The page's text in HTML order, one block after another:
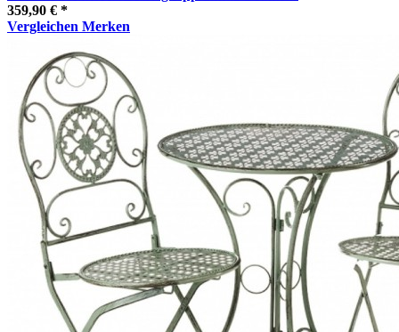
359,90 € *
Vergleichen Merken